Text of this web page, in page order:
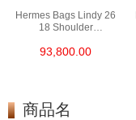
Hermes Bags Lindy 26
18 Shoulder
93,800.00
商品名